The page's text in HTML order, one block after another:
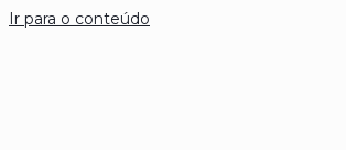
Ir para o conteúdo